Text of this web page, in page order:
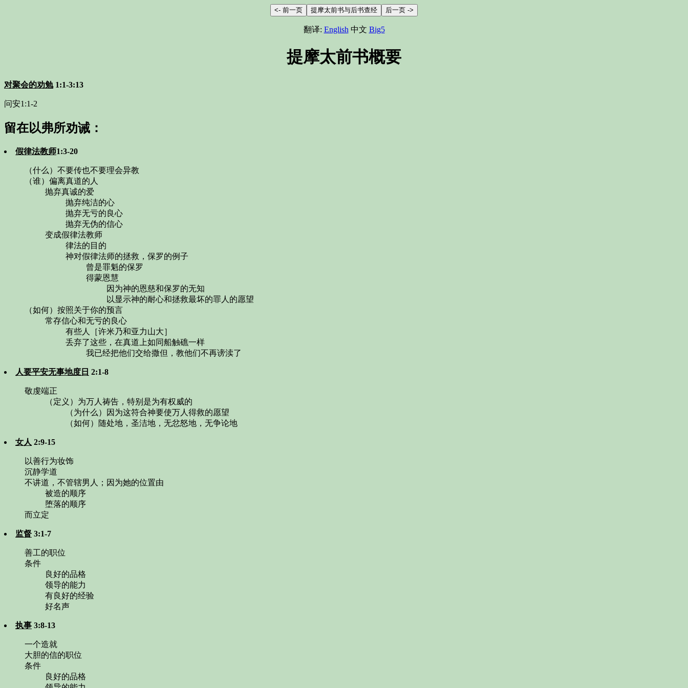
翻译: English 中文 Big5
提摩太前书概要
对聚会的劝勉1:1-3:13
问安1:1-2
留在以弗所劝诫：
假律法教师1:3-20
（什么）不要传也不要理会异教
（谁）偏离真道的人
抛弃真诚的爱
抛弃纯洁的心
抛弃无亏的良心
抛弃无伪的信心
变成假律法教师
律法的目的
神对假律法师的拯救，保罗的例子
曾是罪魁的保罗
得蒙恩慧
因为神的恩慈和保罗的无知
以显示神的耐心和拯救最坏的罪人的愿望
（如何）按照关于你的预言
常存信心和无亏的良心
有些人［许米乃和亚力山大］
丢弃了这些，在真道上如同船触礁一样
我已经把他们交给撒但，教他们不再谤渎了
人要平安无事地度日 2:1-8
敬虔端正
（定义）为万人祷告，特别是为有权威的
（为什么）因为这符合神要使万人得救的愿望
（如何）随处地，圣洁地，无忿怒地，无争论地
女人 2:9-15
以善行为妆饰
沉静学道
不讲道，不管辖男人；因为她的位置由
被造的顺序
堕落的顺序
而立定
监督 3:1-7
善工的职位
条件
良好的品格
领导的能力
有良好的经验
好名声
执事 3:8-13
一个造就
大胆的信的职位
条件
良好的品格